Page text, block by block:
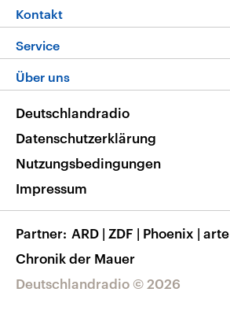
Die Nachrichten
Nachrichtenleicht
Neue Beiträge auf dlf.de
Livestream
Podcasts
Deutschlandfunk App
Nachrichten App
Frequenzen
Kontakt
Hörerservice
Service
FAQ
Veranstaltungen
Musikliste
RSS
Über uns
Barrierefreiheit
Deutschlandradio © 2026
Deutschlandradio
Datenschutzerklärung
Nutzungsbedingungen
Impressum
Partner ARD | ZDF | Phoenix | arte
Chronik der Mauer